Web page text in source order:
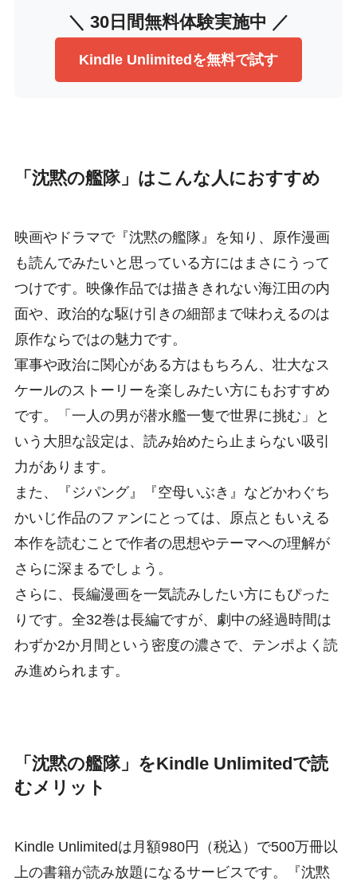
＼ 30日間無料体験実施中 ／
Kindle Unlimitedを無料で試す
「沈黙の艦隊」はこんな人におすすめ
映画やドラマで『沈黙の艦隊』を知り、原作漫画
も読んでみたいと思っている方にはまさにうって
つけです。映像作品では描ききれない海江田の内
面や、政治的な駆け引きの細部まで味わえるのは
原作ならではの魅力です。
軍事や政治に関心がある方はもちろん、壮大なス
ケールのストーリーを楽しみたい方にもおすすめ
です。「一人の男が潜水艦一隻で世界に挑む」と
いう大胆な設定は、読み始めたら止まらない吸引
力があります。
また、『ジパング』『空母いぶき』などかわぐち
かいじ作品のファンにとっては、原点ともいえる
本作を読むことで作者の思想やテーマへの理解が
さらに深まるでしょう。
さらに、長編漫画を一気読みしたい方にもぴった
りです。全32巻は長編ですが、劇中の経過時間は
わずか2か月間という密度の濃さで、テンポよく読
み進められます。
「沈黙の艦隊」をKindle Unlimitedで読
むメリット
Kindle Unlimitedは月額980円（税込）で500万冊以
上の書籍が読み放題になるサービスです。『沈黙